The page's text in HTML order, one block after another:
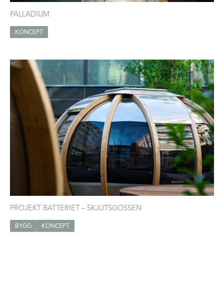
PALLADIUM
KONCEPT
PROJEKT BATTERIET – SKJUTSGOSSEN
BYGG KONCEPT